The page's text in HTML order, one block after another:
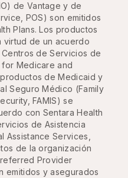
de Vantage y de
POS) son emitidos
Plans. Los productos
virtud de un acuerdo
de Servicios de
Medicare and
de Medicaid y
Seguro Médico (Family
FAMIS) se
con Sentara Health
de Asistencia
Assistance Services,
de la organización
Provider
emitidos y asegurados